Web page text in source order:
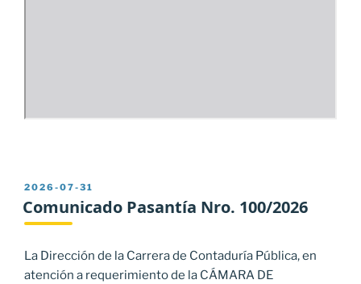
PUBLICADO
EL
2026-07-31
Comunicado Pasantía Nro. 100/2026
La Dirección de la Carrera de Contaduría Pública, en
atención a requerimiento de la CÁMARA DE